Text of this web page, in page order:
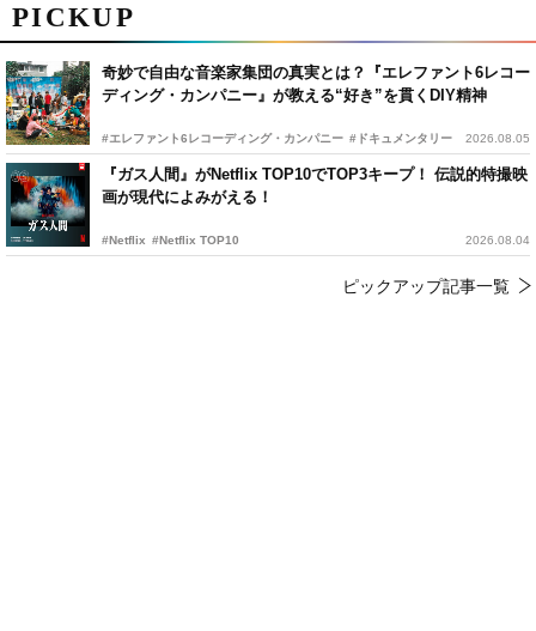
PICKUP
奇妙で自由な音楽家集団の真実とは？『エレファント6レコー
ディング・カンパニー』が教える“好き”を貫くDIY精神
#エレファント6レコーディング・カンパニー #ドキュメンタリー 2026.08.05
『ガス人間』がNetflix TOP10でTOP3キープ！ 伝説的特撮映
画が現代によみがえる！
#Netflix #Netflix TOP10 2026.08.04
ピックアップ記事一覧